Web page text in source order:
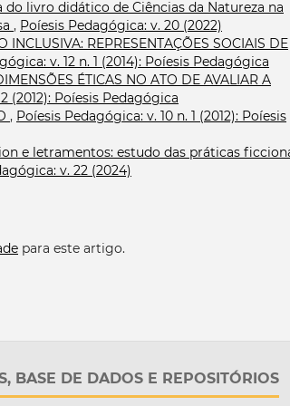
do livro didático de Ciências da Natureza na
, Poíesis Pedagógica: v. 20 (2022)
INCLUSIVA: REPRESENTAÇÕES SOCIAIS DE
v. 12 n. 1 (2014): Poíesis Pedagógica
ÉTICAS NO ATO DE AVALIAR A
(2012): Poíesis Pedagógica
, Poíesis Pedagógica: v. 10 n. 1 (2012): Poíesis
e letramentos: estudo das práticas
v. 22 (2024)
para este artigo.
BASE DE DADOS E REPOSITÓRIOS